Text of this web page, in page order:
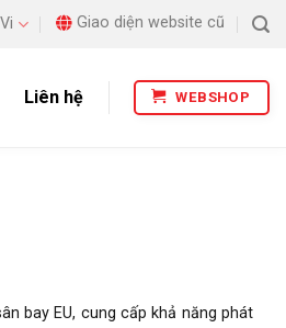
Vi Giao diện website cũ
Liên hệ WEBSHOP
bay EU, cung cấp khả năng phát